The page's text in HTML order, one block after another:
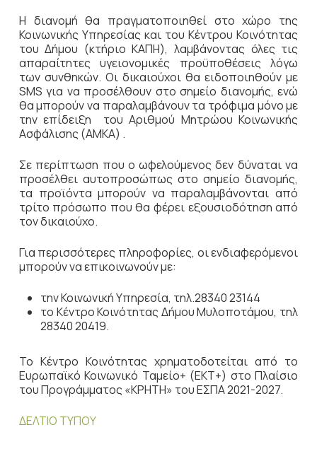
Η διανομή θα πραγματοποιηθεί στο χώρο της
Κοινωνικής Υπηρεσίας και του Κέντρου Κοινότητας
του Δήμου (κτήριο ΚΑΠΗ), λαμβάνοντας όλες τις
απαραίτητες υγειονομικές προϋποθέσεις λόγω
των συνθηκών. Οι δικαιούχοι θα ειδοποιηθούν με
SMS για να προσέλθουν στο σημείο διανομής, ενώ
θα μπορούν να παραλαμβάνουν τα τρόφιμα μόνο με
την επίδειξη του Αριθμού Μητρώου Κοινωνικής
Ασφάλισης (ΑΜΚΑ) .
Σε περίπτωση που ο ωφελούμενος δεν δύναται να
προσέλθει αυτοπροσώπως στο σημείο διανομής,
τα προϊόντα μπορούν να παραλαμβάνονται από
τρίτο πρόσωπο που θα φέρει εξουσιοδότηση από
τον δικαιούχο.
Για περισσότερες πληροφορίες, οι ενδιαφερόμενοι
μπορούν να επικοινωνούν με:
την Κοινωνική Υπηρεσία, τηλ.28340 23144
το Κέντρο Κοινότητας Δήμου Μυλοποτάμου, τηλ
28340 20419.
Το Κέντρο Κοινότητας χρηματοδοτείται από το
Ευρωπαϊκό Κοινωνικό Ταμείο+ (ΕΚΤ+) στο Πλαίσιο
του Προγράμματος «ΚΡΗΤΗ» του ΕΣΠΑ 2021-2027.
ΔΕΛΤΙΟ ΤΥΠΟΥ